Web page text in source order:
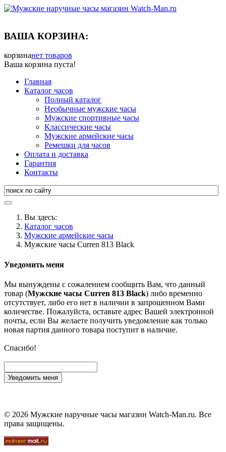
ВАША КОРЗИНА:
корзинанет товаров
Ваша корзина пуста!
Главная
Каталог часов
Полный каталог
Необычные мужские часы
Мужские спортивные часы
Классические часы
Мужские армейские часы
Ремешки для часов
Оплата и доставка
Гарантия
Контакты
Вы здесь:
Каталог часов
Мужские армейские часы
Мужские часы Curren 813 Black
Уведомить меня
Мы вынуждены с сожалением сообщить Вам, что данный
товар (Мужские часы Curren 813 Black) либо временно
отсутствует, либо его нет в наличии в запрошенном Вами
количестве. Пожалуйста, оставьте адрес Вашей электронной
почты, если Вы желаете получить уведомление как только
новая партия данного товара поступит в наличие.
Спасибо!
Уведомить меня
© 2026 Мужские наручные часы магазин Watch-Man.ru. Все
права защищены.